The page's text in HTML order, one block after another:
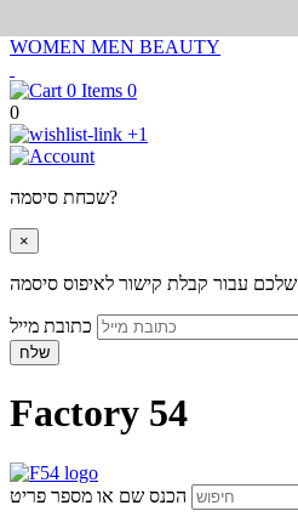
WOMEN MEN BEAUTY
0
0
+1
שכחת סיסמה?
×
עבור קבלת קישור לאיפוס סיסמה
שלח
Factory 54
הכנס שם או מספר פריט